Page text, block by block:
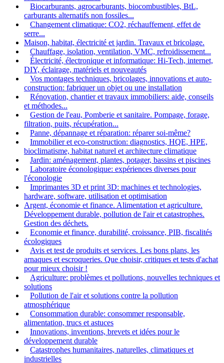
Biocarburants, agrocarburants, biocombustibles, BtL,
carburants alternatifs non fossiles...
Changement climatique: CO2, réchauffement, effet de
serre...
Maison, habitat, électricité et jardin. Travaux et bricolage.
Chauffage, isolation, ventilation, VMC, refroidissement...
Électricité, électronique et informatique: Hi-Tech, internet,
DIY, éclairage, matériels et nouveautés
Vos montages techniques, bricolages, innovations et auto-
construction: fabriquer un objet ou une installation
Rénovation, chantier et travaux immobiliers: aide, conseils
et méthodes...
Gestion de l'eau, Pomberie et sanitaire. Pompage, forage,
filtration, puits, récupération...
Panne, dépannage et réparation: réparer soi-même?
Immobilier et eco-construction: diagnostics, HQE, HPE,
bioclimatisme, habitat naturel et architecture climatique
Jardin: aménagement, plantes, potager, bassins et piscines
Laboratoire éconologique: expériences diverses pour
l'éconologie
Imprimantes 3D et print 3D: machines et technologies,
hardware, software, utilisation et optimisation
Argent, économie et finance. Alimentation et agriculture.
Développement durable, pollution de l'air et catastrophes.
Gestion des déchets.
Economie et finance, durabilité, croissance, PIB, fiscalités
écologiques
Avis et test de produits et services. Les bons plans, les
arnaques et escroqueries. Que choisir, critiques et tests d'achat
pour mieux choisir !
Agriculture: problèmes et pollutions, nouvelles techniques et
solutions
Pollution de l'air et solutions contre la pollution
atmosphérique
Consommation durable: consommer responsable,
alimentation, trucs et astuces
Innovations, inventions, brevets et idées pour le
développement durable
Catastrophes humanitaires, naturelles, climatiques et
industrielles